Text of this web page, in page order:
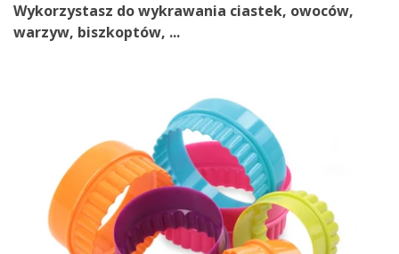
Wykorzystasz do wykrawania ciastek, owoców,
warzyw, biszkoptów, ...